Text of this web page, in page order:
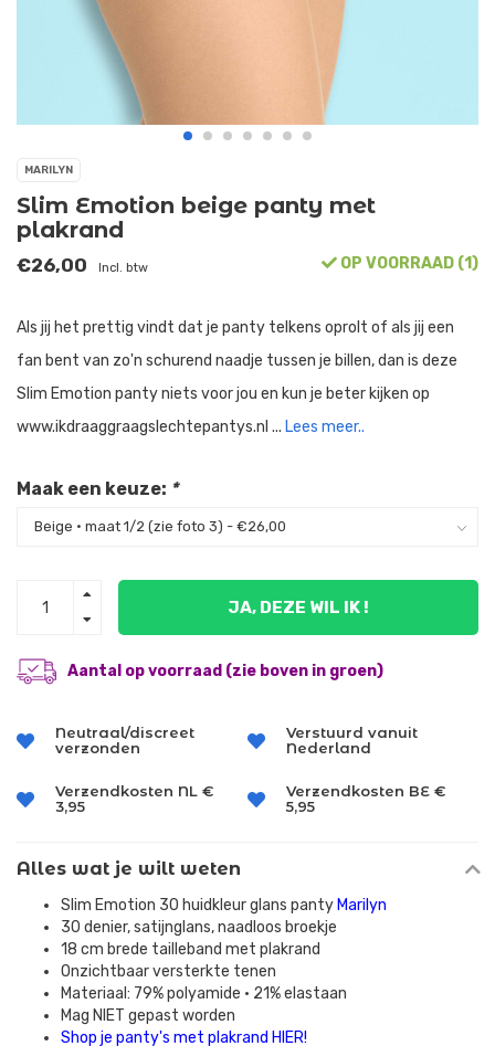
MARILYN
Slim Emotion beige panty met
plakrand
€26,00 Incl. btw OP VOORRAAD (1)
Als jij het prettig vindt dat je panty telkens oprolt of als jij een
fan bent van zo'n schurend naadje tussen je billen, dan is deze
Slim Emotion panty niets voor jou en kun je beter kijken op
www.ikdraaggraagslechtepantys.nl ... Lees meer..
Maak een keuze: *
JA, DEZE WIL IK !
Aantal op voorraad (zie boven in groen)
Neutraal/discreet
verzonden
Verstuurd vanuit
Nederland
Verzendkosten NL €
3,95
Verzendkosten BE €
5,95
Alles wat je wilt weten
Slim Emotion 30 huidkleur glans panty Marilyn
30 denier, satijnglans, naadloos broekje
18 cm brede tailleband met plakrand
Onzichtbaar versterkte tenen
Materiaal: 79% polyamide • 21% elastaan
Mag NIET gepast worden
Shop je panty's met plakrand HIER!